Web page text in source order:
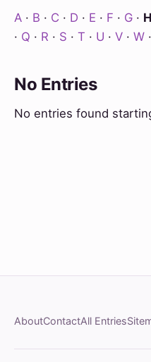
A · B · C · D · E · F · G · H
· Q · R · S · T · U · V · W ·
No Entries
No entries found
AboutContactAll Entries